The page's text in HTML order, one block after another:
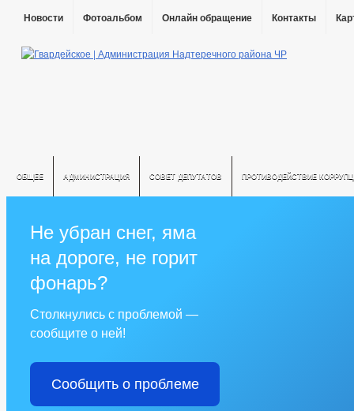
Новости Фотоальбом Онлайн обращение Контакты
ОБЩЕЕ АДМИНИСТРАЦИЯ СОВЕТ ДЕПУТАТОВ ПРОТИВОДЕЙСТВИЕ
Не убран снег, яма
на дороге, не горит
фонарь?
Столкнулись с проблемой —
сообщите о ней!
Сообщить о проблеме